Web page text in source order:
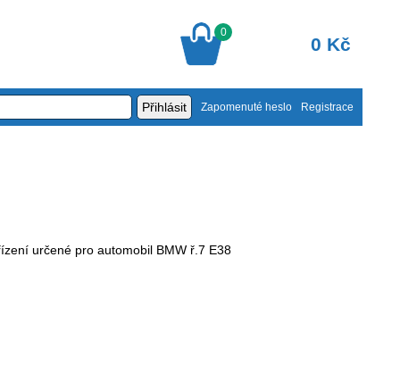
0
0 Kč
Zapomenuté heslo Registrace
určené pro automobil BMW ř.7 E38